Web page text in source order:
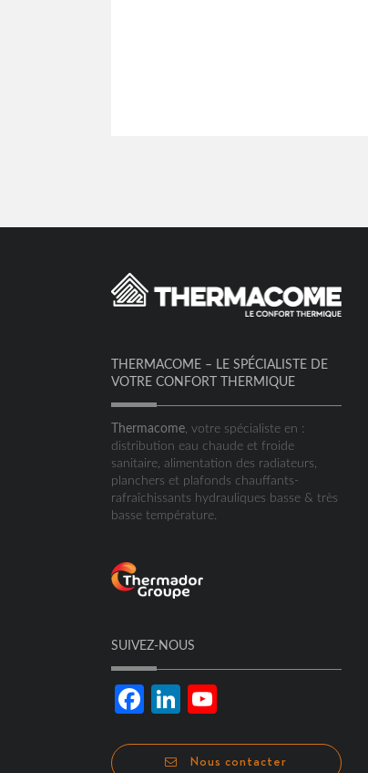
THERMACOME – LE SPÉCIALISTE DE
VOTRE CONFORT THERMIQUE
Thermacome , votre spécialiste en :
distribution eau chaude et froide
sanitaire, alimentation des radiateurs,
planchers et plafonds chauffants-
rafraîchissants hydrauliques basse & très
basse température.
SUIVEZ-NOUS
FacebookLinkedIn
Nous contacter